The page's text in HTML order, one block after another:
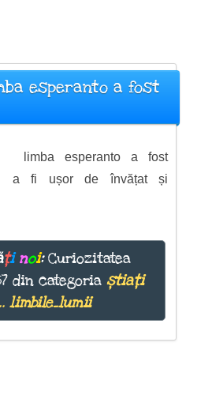
esperanto a fost
limba esperanto a fost
a fi ușor de învățat și
ți noi:Curiozitatea
din categoria știați
limbile_lumii